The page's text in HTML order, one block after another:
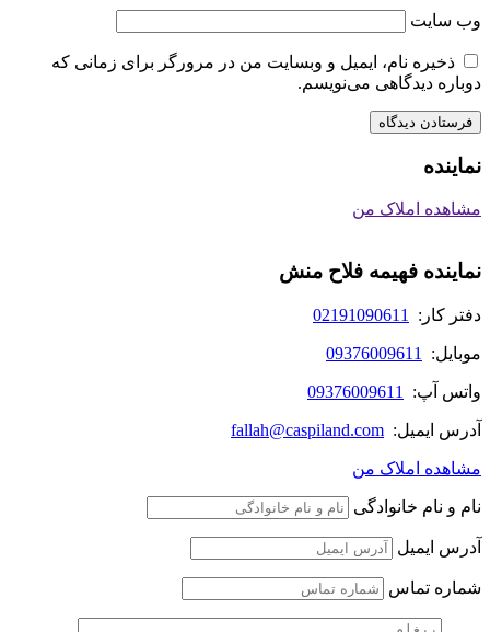
وب‌ سایت
ذخیره نام، ایمیل و وبسایت من در مرورگر برای زمانی که
دوباره دیدگاهی می‌نویسم.
نماینده
مشاهده املاک من
نماینده فهیمه فلاح منش
دفتر کار: 02191090611
موبایل: 09376009611
واتس آپ: 09376009611
آدرس ایمیل: fallah@caspiland.com
مشاهده املاک من
نام و نام خانوادگی
آدرس ایمیل
شماره تماس